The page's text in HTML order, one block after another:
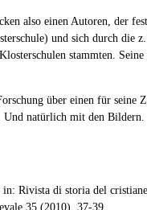
also einen Autoren, der
und sich durch die
stammten.
über einen für
Und natürlich mit den Bildern.
di storia del
35 (2010), 37-39.